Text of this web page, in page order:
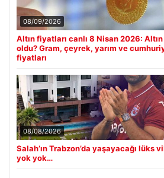
08/09/2026
Altın fiyatları canlı 8 Nisan 2026:
oldu? Gram, çeyrek, yarım ve
fiyatları
08/08/2026
Salah’ın Trabzon’da yaşayacağı lüks
yok yok…